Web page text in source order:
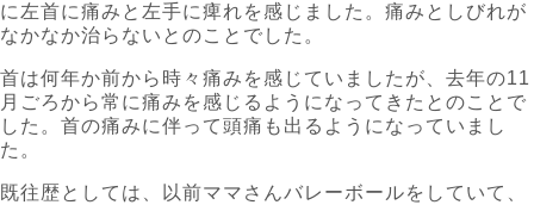
に左首に痛みと左手に痺れを感じました。痛みとしびれが
なかなか治らないとのことでした。
首は何年か前から時々痛みを感じていましたが、去年の11
月ごろから常に痛みを感じるようになってきたとのことで
した。首の痛みに伴って頭痛も出るようになっていまし
た。
既往歴としては、以前ママさんバレーボールをしていて、